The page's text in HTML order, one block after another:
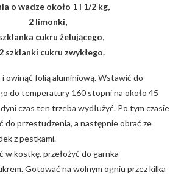
o wadze około 1 i 1/2 kg,
2 limonki,
cukru żelującego,
szklanki cukru zwykłego.
i owinąć folią aluminiową. Wstawić do
do temperatury 160 stopni na około 45
czas ten trzeba wydłużyć. Po tym czasie
do przestudzenia, a następnie obrać ze
z pestkami.
w kostkę, przełożyć do garnka
Gotować na wolnym ogniu przez kilka